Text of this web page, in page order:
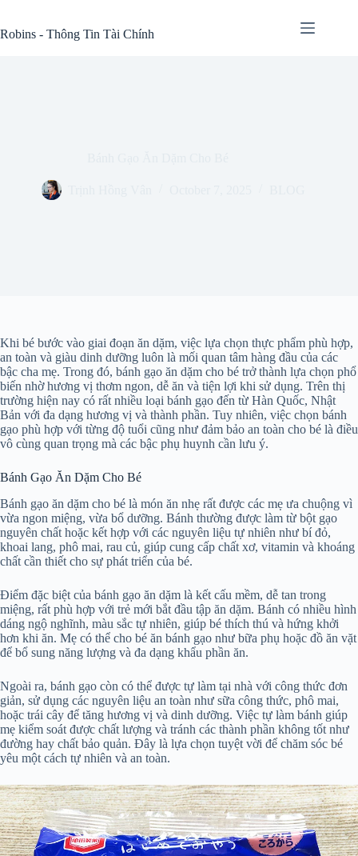
content
Robins - Thông Tin Tài Chính
Khi bé bước vào giai đoạn ăn dặm, việc lựa chọn thực phẩm phù hợp,
an toàn và giàu dinh dưỡng luôn là mối quan tâm hàng đầu của các
bậc cha mẹ. Trong đó, bánh gạo ăn dặm cho bé trở thành lựa chọn phổ
biến nhờ hương vị thơm ngon, dễ ăn và tiện lợi khi sử dụng. Trên thị
trường hiện nay có rất nhiều loại bánh gạo đến từ Hàn Quốc, Nhật
Bản với đa dạng hương vị và thành phần. Tuy nhiên, việc chọn bánh
gạo phù hợp với từng độ tuổi cũng như đảm bảo an toàn cho bé là điều
vô cùng quan trọng mà các bậc phụ huynh cần lưu ý.
Bánh Gạo Ăn Dặm Cho Bé
Bánh gạo ăn dặm cho bé là món ăn nhẹ rất được các mẹ ưa chuộng vì
vừa ngon miệng, vừa bổ dưỡng. Bánh thường được làm từ bột gạo
nguyên chất hoặc kết hợp với các nguyên liệu tự nhiên như bí đỏ,
khoai lang, phô mai, rau củ, giúp cung cấp chất xơ, vitamin và khoáng
chất cần thiết cho sự phát triển của bé.
Điểm đặc biệt của bánh gạo ăn dặm là kết cấu mềm, dễ tan trong
miệng, rất phù hợp với trẻ mới bắt đầu tập ăn dặm. Bánh có nhiều hình
dáng ngộ nghĩnh, màu sắc tự nhiên, giúp bé thích thú và hứng khởi
hơn khi ăn. Mẹ có thể cho bé ăn bánh gạo như bữa phụ hoặc đồ ăn vặt
để bổ sung năng lượng và đa dạng khẩu phần ăn.
Ngoài ra, bánh gạo còn có thể được tự làm tại nhà với công thức đơn
giản, sử dụng các nguyên liệu an toàn như sữa công thức, phô mai,
hoặc trái cây để tăng hương vị và dinh dưỡng. Việc tự làm bánh giúp
mẹ kiểm soát được chất lượng và tránh các thành phần không tốt như
đường hay chất bảo quản. Đây là lựa chọn tuyệt vời để chăm sóc bé
yêu một cách tự nhiên và an toàn.